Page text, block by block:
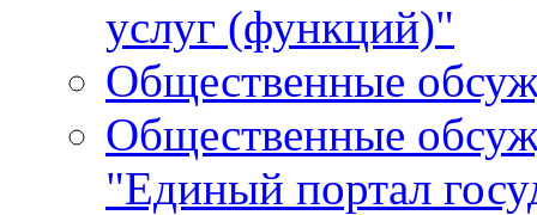
услуг (функций)"
Общественные
Общественные
"Единый портал